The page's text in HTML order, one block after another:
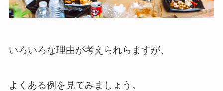
いろいろな理由が考えられらますが、
よくある例を見てみましょう。